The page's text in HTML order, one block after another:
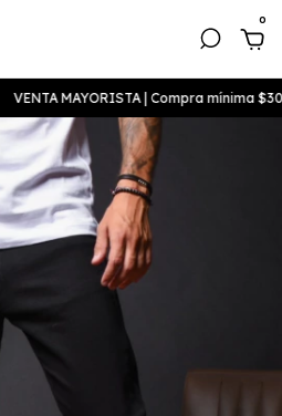
0
VENTA MAYORISTA | Compra mínima